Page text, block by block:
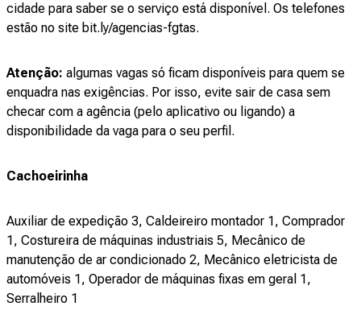
cidade para saber se o serviço está disponível. Os telefones
estão no site bit.ly/agencias-fgtas.
Atenção: algumas vagas só ficam disponíveis para quem se
enquadra nas exigências. Por isso, evite sair de casa sem
checar com a agência (pelo aplicativo ou ligando) a
disponibilidade da vaga para o seu perfil.
Cachoeirinha
Auxiliar de expedição 3, Caldeireiro montador 1, Comprador
1, Costureira de máquinas industriais 5, Mecânico de
manutenção de ar condicionado 2, Mecânico eletricista de
automóveis 1, Operador de máquinas fixas em geral 1,
Serralheiro 1